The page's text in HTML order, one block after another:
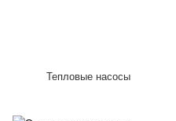
Тепловые насосы